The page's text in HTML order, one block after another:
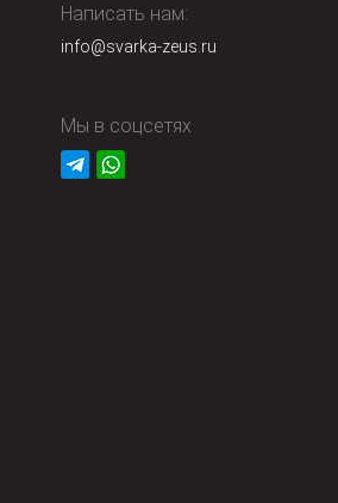
Написать нам:
info@svarka-zeus.ru
Мы в соцсетях